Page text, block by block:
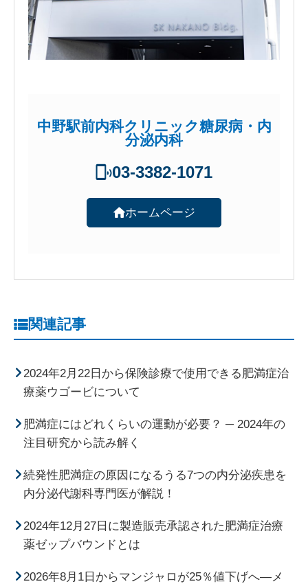
中野駅前内科クリニック糖尿病・内
分泌内科
03-3382-1071
ホームページ
関連記事
2024年2月22日から保険診療で使用できる肥満症治
療薬ウゴービについて
肥満症にはどれくらいの運動が必要？ ─ 2024年の
注目研究から読み解く
続発性肥満症の原因になるうる7つの内分泌疾患を
内分泌代謝科専門医が解説！
2024年12月27日に製造販売承認された肥満症治療
薬ゼップバウンドとは
2026年8月1日からマンジャロが25％値下げへ―メ